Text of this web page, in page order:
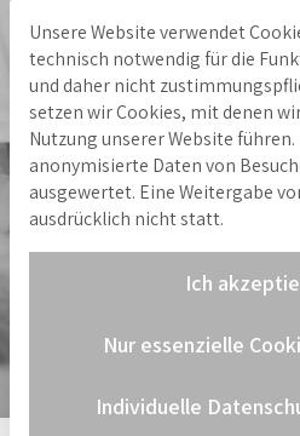
Hinweis zu
Unsere Website verwendet
technisch notwendig für die
und daher nicht
setzen wir Cookies, mit denen
Nutzung unserer Website
anonymisierte Daten von
ausgewertet. Eine Weitergabe
ausdrücklich nicht statt.
Ich
Nur essenzielle
Individuelle